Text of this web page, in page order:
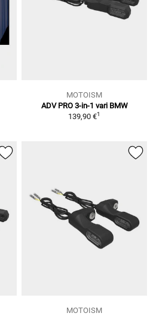
MOTOISM
ADV PRO 3-in-1 vari BMW
139,90 €1
MOTOISM